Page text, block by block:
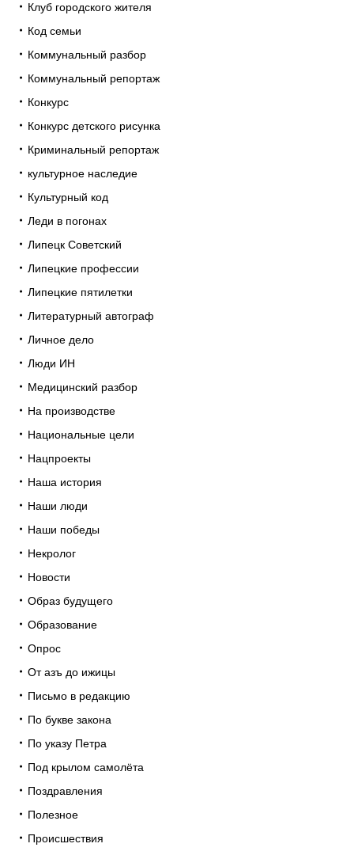
Клуб городского жителя
Код семьи
Коммунальный разбор
Коммунальный репортаж
Конкурс
Конкурс детского рисунка
Криминальный репортаж
культурное наследие
Культурный код
Леди в погонах
Липецк Советский
Липецкие профессии
Липецкие пятилетки
Литературный автограф
Личное дело
Люди ИН
Медицинский разбор
На производстве
Национальные цели
Нацпроекты
Наша история
Наши люди
Наши победы
Некролог
Новости
Образ будущего
Образование
Опрос
От азъ до ижицы
Письмо в редакцию
По букве закона
По указу Петра
Под крылом самолёта
Поздравления
Полезное
Происшествия